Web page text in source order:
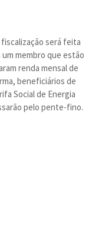
será feita
membro que estão
renda mensal de
beneficiários de
Social de Energia
pelo pente-fino.